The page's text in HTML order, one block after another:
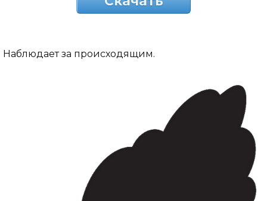
Наблюдает за происходящим.